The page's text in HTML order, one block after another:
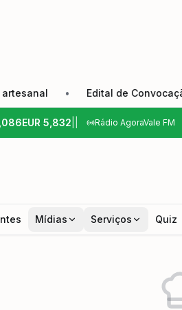
• Edital de Convocação
EUR 5,832 Rádio AgoraVale FM
Mídias Serviços Quiz